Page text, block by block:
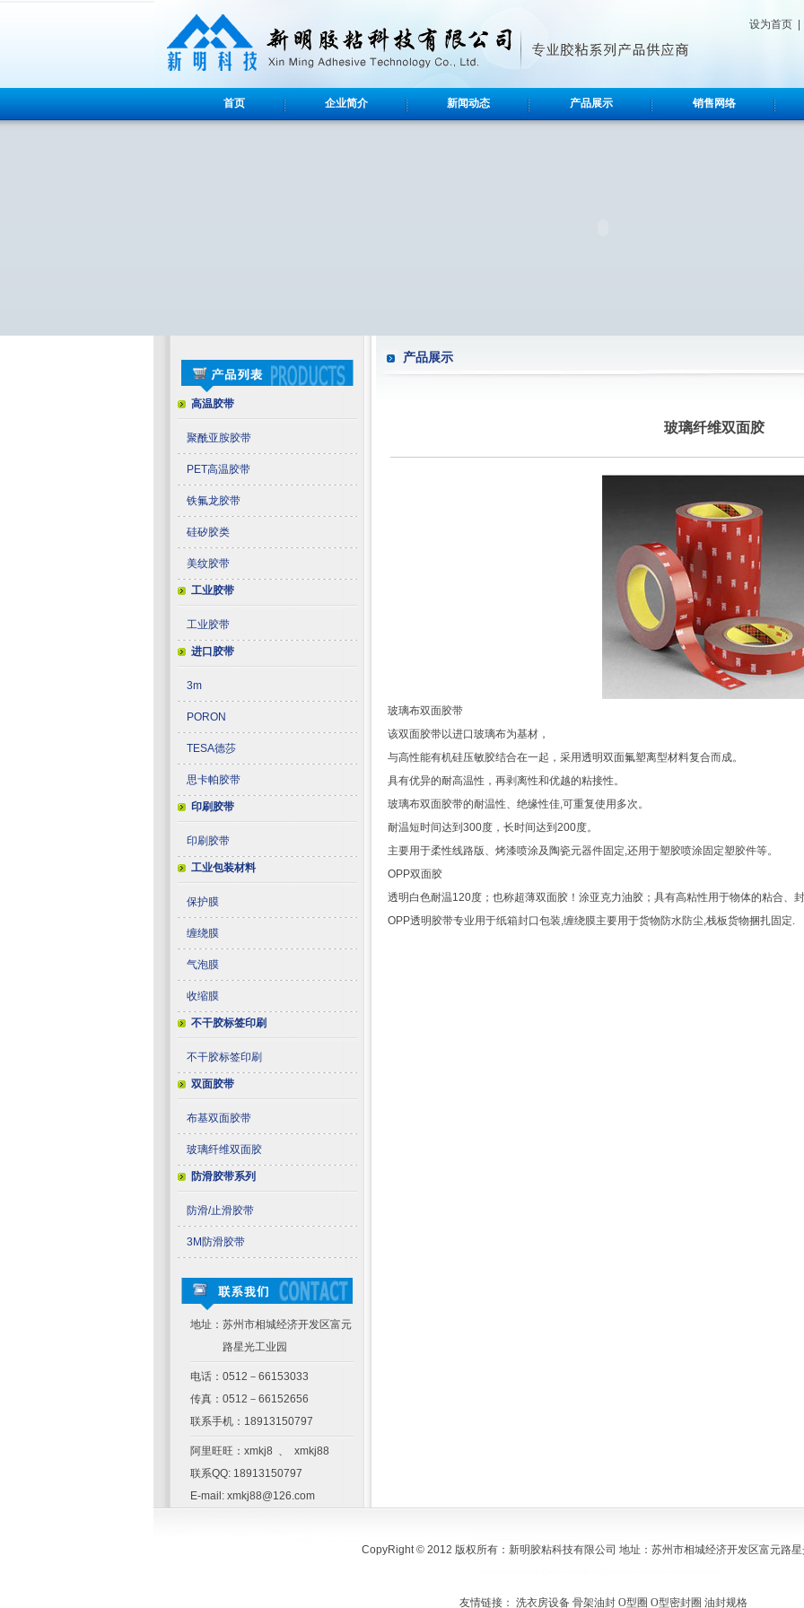
设为首页
首页 企业简介 新闻动态 产品展示 销售网络
高温胶带
聚酰亚胺胶带
PET高温胶带
铁氟龙胶带
硅矽胶类
美纹胶带
工业胶带
工业胶带
进口胶带
3m
PORON
TESA德莎
思卡帕胶带
印刷胶带
印刷胶带
工业包装材料
保护膜
缠绕膜
气泡膜
收缩膜
不干胶标签印刷
不干胶标签印刷
双面胶带
布基双面胶带
玻璃纤维双面胶
防滑胶带系列
防滑/止滑胶带
3M防滑胶带
地址：苏州市相城经济开发区富元
路星光工业园
电话：0512－66153033
传真：0512－66152656
联系手机：18913150797
阿里旺旺：xmkj8 、 xmkj88
联系QQ: 18913150797
E-mail: xmkj88@126.com
产品展示
玻璃纤维双面胶
玻璃布双面胶带
该双面胶带以进口玻璃布为基材，
与高性能有机硅压敏胶结合在一起，采用透明双面氟塑离型材料复合而成。
具有优异的耐高温性，再剥离性和优越的粘接性。
玻璃布双面胶带的耐温性、绝缘性佳,可重复使用多次。
耐温短时间达到300度，长时间达到200度。
主要用于柔性线路版、烤漆喷涂及陶瓷元器件固定,还用于塑胶喷涂固定塑胶件等。
OPP双面胶
透明白色耐温120度；也称超薄双面胶！涂亚克力油胶；具有高粘性用于物体的粘合、
OPP透明胶带专业用于纸箱封口包装,缠绕膜主要用于货物防水防尘,栈板货物捆扎固定.
CopyRight © 2012 版权所有：新明胶粘科技有限公司 地址：苏州市相城经济开发区富元路
友情链接： 洗衣房设备 骨架油封 O型圈 O型密封圈 油封规格